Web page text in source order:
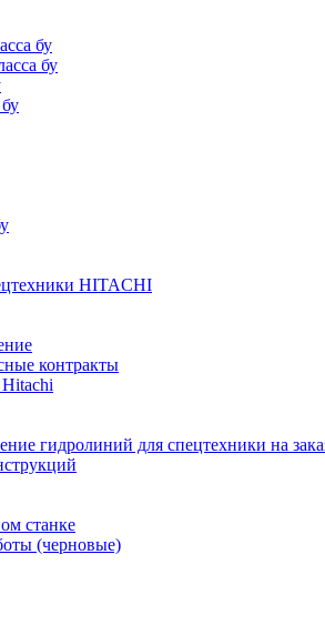
бу
бу
HITACHI
контракты
гидролиний для спецтехники на
станке
(черновые)